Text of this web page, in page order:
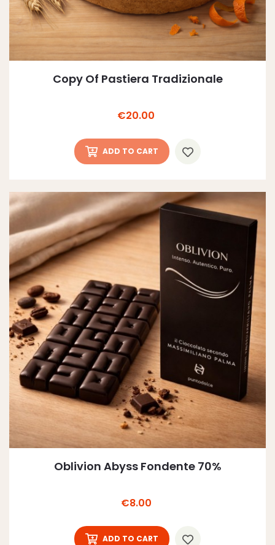
Copy Of Pastiera Tradizionale
Price
€20.00
ADD TO CART
Oblivion Abyss Fondente 70%
Price
€8.00
ADD TO CART